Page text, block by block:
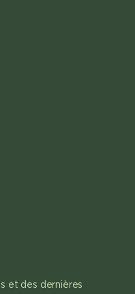
et des dernières